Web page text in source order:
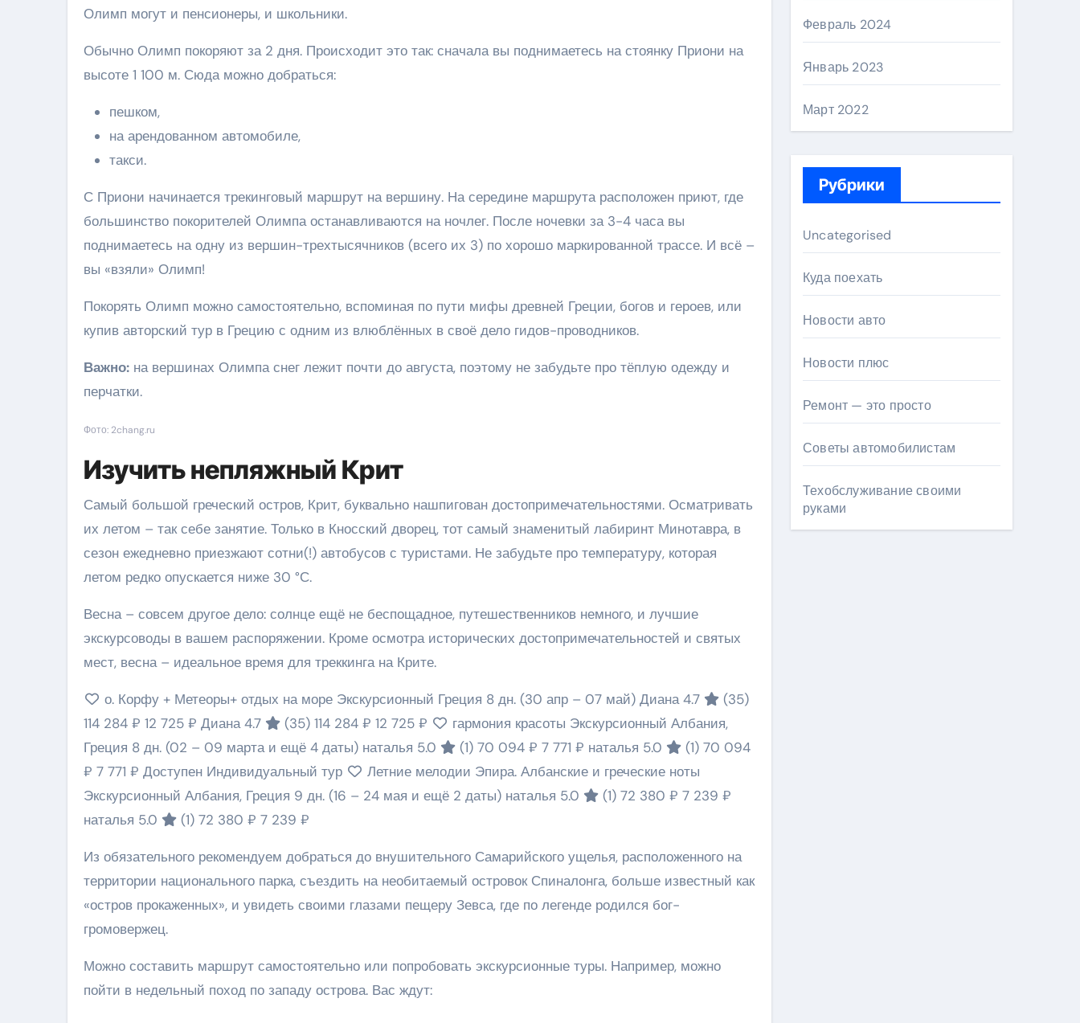
Олимп могут и пенсионеры, и школьники.
Обычно Олимп покоряют за 2 дня. Происходит это так: сначала вы поднимаетесь на стоянку Приони на
высоте 1 100 м. Сюда можно добраться:
пешком,
на арендованном автомобиле,
такси.
С Приони начинается трекинговый маршрут на вершину. На середине маршрута расположен приют, где
большинство покорителей Олимпа останавливаются на ночлег. После ночевки за 3-4 часа вы
поднимаетесь на одну из вершин-трехтысячников (всего их 3) по хорошо маркированной трассе. И всё –
вы «взяли» Олимп!
Покорять Олимп можно самостоятельно, вспоминая по пути мифы древней Греции, богов и героев, или
купив авторский тур в Грецию с одним из влюблённых в своё дело гидов-проводников.
Важно: на вершинах Олимпа снег лежит почти до августа, поэтому не забудьте про тёплую одежду и
перчатки.
Фото: 2chang.ru
Изучить непляжный Крит
Самый большой греческий остров, Крит, буквально нашпигован достопримечательностями. Осматривать
их летом – так себе занятие. Только в Кносский дворец, тот самый знаменитый лабиринт Минотавра, в
сезон ежедневно приезжают сотни(!) автобусов с туристами. Не забудьте про температуру, которая
летом редко опускается ниже 30 °С.
Весна – совсем другое дело: солнце ещё не беспощадное, путешественников немного, и лучшие
экскурсоводы в вашем распоряжении. Кроме осмотра исторических достопримечательностей и святых
мест, весна – идеальное время для треккинга на Крите.
о. Корфу + Метеоры+ отдых на море Экскурсионный Греция 8 дн.(30 апр – 07 май)Диана 4.7
(35)
114 284 ₽ 12 725 ₽ Диана 4.7 (35) 114 284 ₽ 12 725 ₽
гармония красоты Экскурсионный Албания,
Греция 8 дн. (02 – 09 марта и ещё 4 даты) наталья 5.0 (1) 70 094 ₽ 7 771 ₽ наталья 5.0 (1) 70 094
₽ 7 771 ₽ Доступен Индивидуальный тур
Летние мелодии Эпира. Албанские и греческие ноты
Экскурсионный Албания, Греция 9 дн. (16 – 24 мая и ещё 2 даты) наталья 5.0 (1) 72 380 ₽ 7 239 ₽
наталья 5.0
(1) 72 380 ₽ 7 239 ₽
Из обязательного рекомендуем добраться до внушительного Самарийского ущелья, расположенного на
территории национального парка, съездить на необитаемый островок Спиналонга, больше известный как
«остров прокаженных», и увидеть своими глазами пещеру Зевса, где по легенде родился бог-
громовержец.
Можно составить маршрут самостоятельно или попробовать экскурсионные туры. Например, можно
пойти в недельный поход по западу острова. Вас ждут:
Февраль 2024
Январь 2023
Март 2022
Рубрики
Uncategorised
Куда поехать
Новости авто
Новости плюс
Ремонт — это просто
Советы автомобилистам
Техобслуживание своими
руками